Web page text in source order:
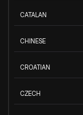
CATALAN
CHINESE
CROATIAN
CZECH